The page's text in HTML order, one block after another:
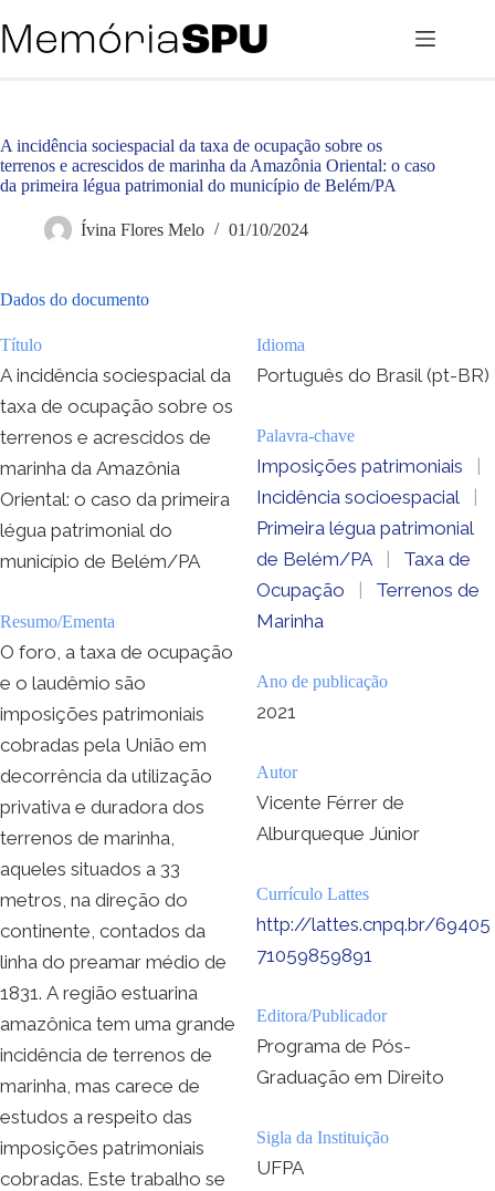
para
o
A incidência sociespacial da taxa de ocupação sobre os
terrenos e acrescidos de marinha da Amazônia Oriental: o caso
da primeira légua patrimonial do município de Belém/PA
Ívina Flores Melo 01/10/2024
Dados do documento
Título
A incidência sociespacial da
taxa de ocupação sobre os
terrenos e acrescidos de
marinha da Amazônia
Oriental: o caso da primeira
légua patrimonial do
município de Belém/PA
Resumo/Ementa
O foro, a taxa de ocupação
e o laudêmio são
imposições patrimoniais
cobradas pela União em
decorrência da utilização
privativa e duradora dos
terrenos de marinha,
aqueles situados a 33
metros, na direção do
continente, contados da
linha do preamar médio de
1831. A região estuarina
amazônica tem uma grande
incidência de terrenos de
marinha, mas carece de
estudos a respeito das
imposições patrimoniais
cobradas. Este trabalho se
Idioma
Português do Brasil (pt-BR)
Palavra-chave
Imposições patrimoniais
|
Incidência socioespacial
|
Primeira légua patrimonial
de Belém/PA
|
Taxa de
Ocupação
|
Terrenos de
Marinha
Ano de publicação
2021
Autor
Vicente Férrer de
Alburqueque Júnior
Currículo Lattes
http://lattes.cnpq.br/69405
71059859891
Editora/Publicador
Programa de Pós-
Graduação em Direito
Sigla da Instituição
UFPA